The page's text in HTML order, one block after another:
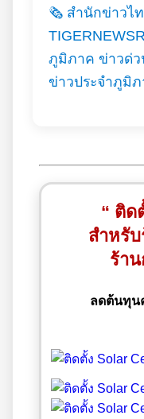
🗞️ สำนักข่าวไท
ภูมิภาค ข่าวด่ว
ข่าวประจำภูมิ
“ ติด
สำหรั
ร้า
ลดต้นทุน